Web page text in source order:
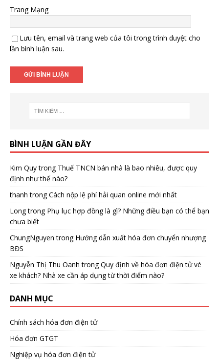
Trang Mạng
Lưu tên, email và trang web của tôi trong trình duyệt cho
lần bình luận sau.
BÌNH LUẬN GẦN ĐÂY
Kim Quytrong Thuế TNCN bán nhà là bao nhiêu, được quy
định như thế nào?
thanh trongCách nộp lệ phí hải quan online mới nhất
Longtrong Phụ lục hợp đồng là gì? Những điều bạn có thể bạn
chưa biết
ChungNguyen trong Hướng dẫn xuất hóa đơn chuyển nhượng
BĐS
Nguyễn Thị Thu Oanh trongQuy định về hóa đơn điện tử vé
xe khách? Nhà xe cần áp dụng từ thời điểm nào?
DANH MỤC
Chính sách hóa đơn điện tử
Hóa đơn GTGT
Nghiệp vụ hóa đơn điện tử